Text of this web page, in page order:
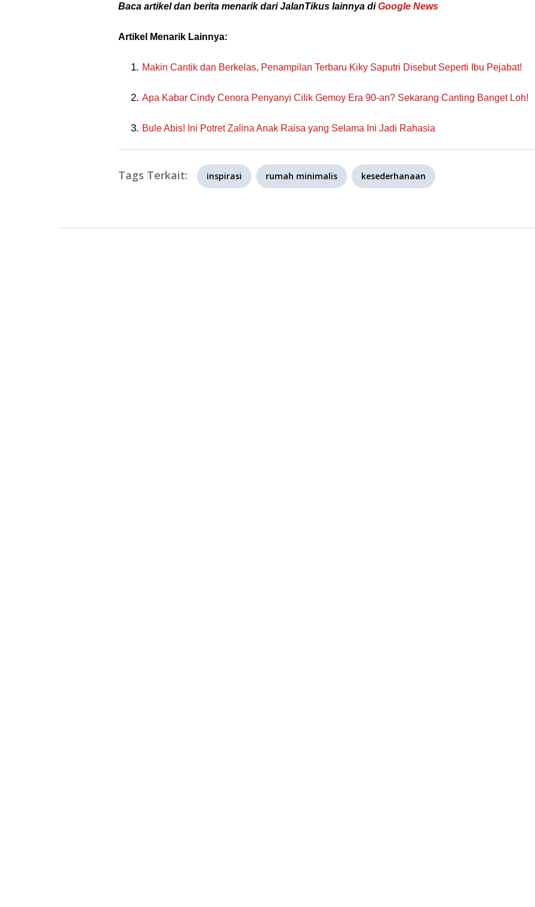
Baca artikel dan berita menarik dari JalanTikus lainnya diGoogle News
Artikel Menarik Lainnya:
Makin Cantik dan Berkelas, Penampilan Terbaru Kiky Saputri Disebut Seperti Ibu Pejabat!
Apa Kabar Cindy Cenora Penyanyi Cilik Gemoy Era 90-an? Sekarang Canting Banget Loh!
Bule Abis! Ini Potret Zalina Anak Raisa yang Selama Ini Jadi Rahasia
Tags Terkait: inspirasi rumah minimalis kesederhanaan